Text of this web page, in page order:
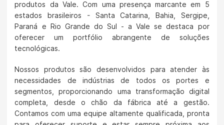
produtos da Vale. Com uma presença marcante em 5
estados brasileiros - Santa Catarina, Bahia, Sergipe,
Paraná e Rio Grande do Sul - a Vale se destaca por
oferecer um portfólio abrangente de soluções
tecnológicas.
Nossos produtos são desenvolvidos para atender às
necessidades de indústrias de todos os portes e
segmentos, proporcionando uma transformação digital
completa, desde o chão da fábrica até a gestão.
Contamos com uma equipe altamente qualificada, pronta